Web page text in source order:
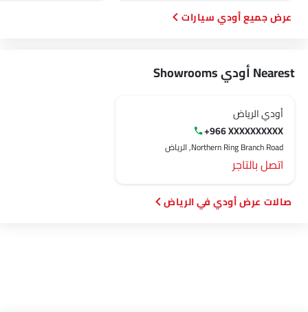
أودي سيارات
Nearest أودي Showrooms
أودي الرياض
+966 XXXXXXXXXX
Northern Ring Branch Road, الرياض‎
اتصل بالتاجر
صالات عرض أودي في الرياض‎